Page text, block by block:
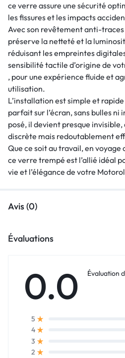
ce verre assure une sécurité
les fissures et les impacts
Avec son revêtement anti-
préserve la netteté et la
réduisant les empreintes
sensibilité tactile d’origine de
, pour une expérience fluide et
utilisation.
L’installation est simple et
parfait sur l’écran, sans bulles
posé, il devient presque
discrète mais redoutablement
Que ce soit au travail, en voyage
ce verre trempé est l’allié idéal
vie et l’élégance de votre
Avis (0)
Évaluations
0.0 Évaluation
5
4
3
2